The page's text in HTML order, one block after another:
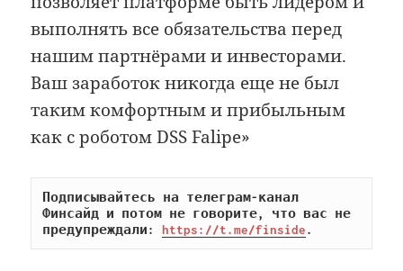
выполнять все обязательства перед
нашим партнёрами и инвесторами.
Ваш заработок никогда еще не был
таким комфортным и прибыльным
как с роботом DSS Falipe»
Подписывайтесь на телеграм-канал
Финсайд и потом не говорите, что вас не
предупреждали: https://t.me/finside.